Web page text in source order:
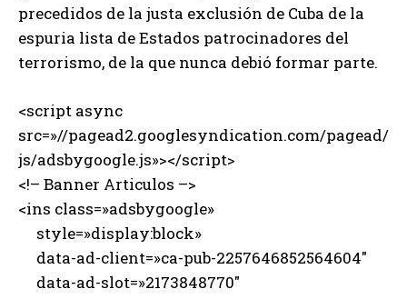
precedidos de la justa exclusión de Cuba de la
espuria lista de Estados patrocinadores del
terrorismo, de la que nunca debió formar parte.
<script async
src=»//pagead2.googlesyndication.com/pagead/
js/adsbygoogle.js»></script>
<!– Banner Articulos –>
<ins class=»adsbygoogle»
style=»display:block»
data-ad-client=»ca-pub-2257646852564604″
data-ad-slot=»2173848770″